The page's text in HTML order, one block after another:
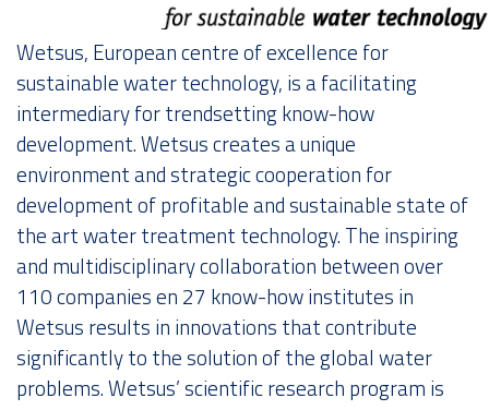
Nieuws
Leden
Over ons
Wetsus, European centre of excellence for
sustainable water technology, is a facilitating
intermediary for trendsetting know-how
development. Wetsus creates a unique
environment and strategic cooperation for
development of profitable and sustainable state of
the art water treatment technology. The inspiring
and multidisciplinary collaboration between over
110 companies en 27 know-how institutes in
Wetsus results in innovations that contribute
significantly to the solution of the global water
problems. Wetsus’ scientific research program is